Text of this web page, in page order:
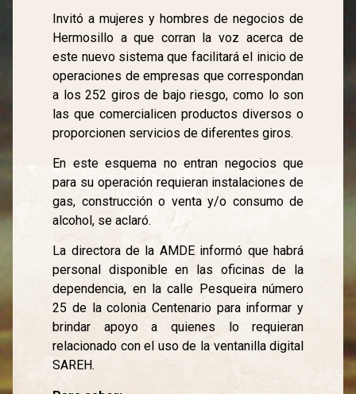
Invitó a mujeres y hombres de negocios de
Hermosillo a que corran la voz acerca de
este nuevo sistema que facilitará el inicio de
operaciones de empresas que correspondan
a los 252 giros de bajo riesgo, como lo son
las que comercialicen productos diversos o
proporcionen servicios de diferentes giros.
En este esquema no entran negocios que
para su operación requieran instalaciones de
gas, construcción o venta y/o consumo de
alcohol, se aclaró.
La directora de la AMDE informó que habrá
personal disponible en las oficinas de la
dependencia, en la calle Pesqueira número
25 de la colonia Centenario para informar y
brindar apoyo a quienes lo requieran
relacionado con el uso de la ventanilla digital
SAREH.